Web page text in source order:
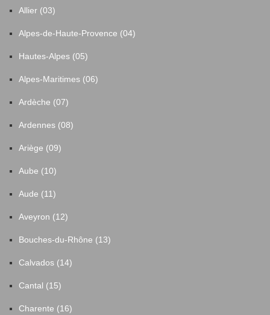
Allier (03)
Alpes-de-Haute-Provence (04)
Hautes-Alpes (05)
Alpes-Maritimes (06)
Ardèche (07)
Ardennes (08)
Ariège (09)
Aube (10)
Aude (11)
Aveyron (12)
Bouches-du-Rhône (13)
Calvados (14)
Cantal (15)
Charente (16)